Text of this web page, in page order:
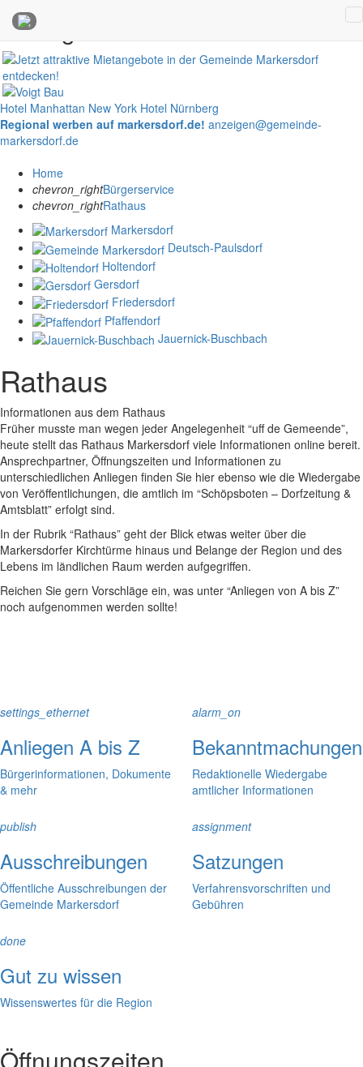
Anzeigen
Hotel Manhattan New York Hotel Nürnberg
Regional werben auf markersdorf.de! anzeigen@gemeinde-
markersdorf.de
Home
chevron_rightBürgerservice
chevron_rightRathaus
Markersdorf
Deutsch-Paulsdorf
Holtendorf
Gersdorf
Friedersdorf
Pfaffendorf
Jauernick-Buschbach
Rathaus
Informationen aus dem Rathaus
Früher musste man wegen jeder Angelegenheit “uff de Gemeende”,
heute stellt das Rathaus Markersdorf viele Informationen online bereit.
Ansprechpartner, Öffnungszeiten und Informationen zu
unterschiedlichen Anliegen finden Sie hier ebenso wie die Wiedergabe
von Veröffentlichungen, die amtlich im “Schöpsboten – Dorfzeitung &
Amtsblatt” erfolgt sind.
In der Rubrik “Rathaus” geht der Blick etwas weiter über die
Markersdorfer Kirchtürme hinaus und Belange der Region und des
Lebens im ländlichen Raum werden aufgegriffen.
Reichen Sie gern Vorschläge ein, was unter “Anliegen von A bis Z”
noch aufgenommen werden sollte!
settings_ethernet
Anliegen A bis Z
Bürgerinformationen, Dokumente
& mehr
alarm_on
Bekanntmachungen
Redaktionelle Wiedergabe
amtlicher Informationen
publish
Ausschreibungen
Öffentliche Ausschreibungen der
Gemeinde Markersdorf
assignment
Satzungen
Verfahrensvorschriften und
Gebühren
done
Gut zu wissen
Wissenswertes für die Region